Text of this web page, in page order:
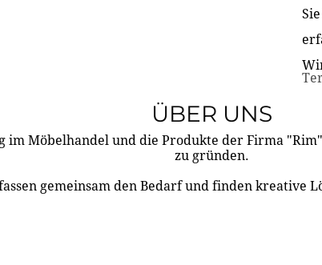
ÜBER UNS
im Möbelhandel und die Produkte der Firma
zu gründen.
gemeinsam den Bedarf und finden kreative